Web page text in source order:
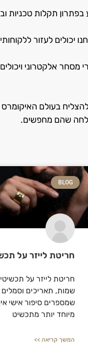
תקלות טכניות
לעזור
מסחר אלקטרוני
שהם מחפשים.
BLOG
חריטת לייזר על
חריטת לייזר על
שמות, תאריכים וסמלים
שמספרים סיפור אישי
מיוחד יותר מתכשיט
המשך קריאה >>